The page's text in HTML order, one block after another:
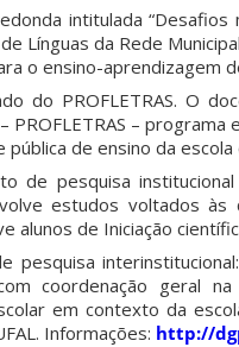
intitulada
Línguas da Rede
o ensino-aprendizagem
do PROFLETRAS. O
PROFLETRAS –
de ensino da escola
de pesquisa
estudos voltados
alunos de Iniciação
pesquisa
coordenação geral
em contexto da
Informações: http://